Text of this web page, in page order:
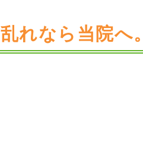
れなら当院へ。